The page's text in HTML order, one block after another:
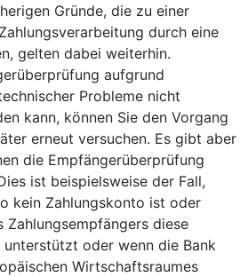
Gründe, die zu einer
durch eine
gelten dabei weiterhin.
aufgrund
Probleme nicht
kann, können Sie den Vorgang
erneut versuchen. Es gibt aber
die Empfängerüberprüfung
ist beispielsweise der Fall,
kein Zahlungskonto ist oder
Zahlungsempfängers diese
oder wenn die Bank
Wirtschaftsraumes